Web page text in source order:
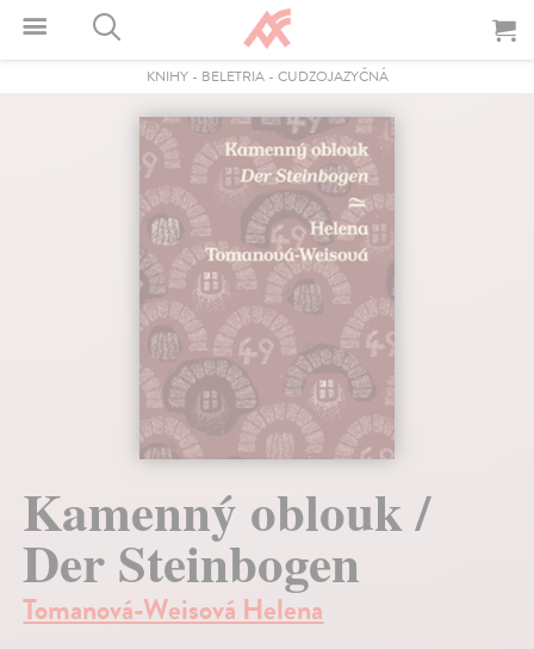
KNIHY- BELETRIA- CUDZOJAZYČNÁ
Kamenný oblouk /
Der Steinbogen
Tomanová-Weisová Helena